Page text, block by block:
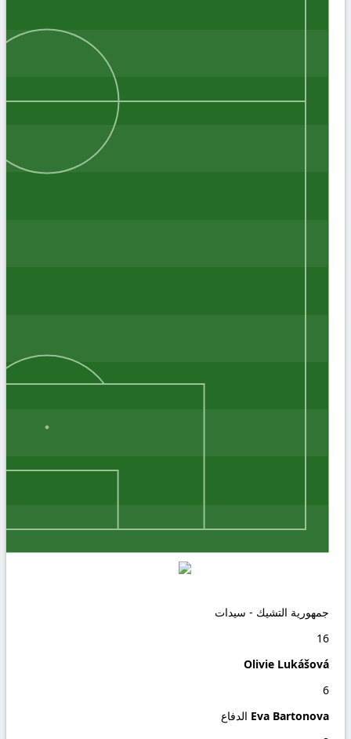
جمهورية التشيك - سيدات
16
Olivie Lukášová
6
Eva Bartonova الدفاع